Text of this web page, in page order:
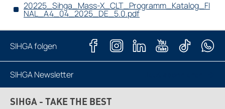
20225_Sihga_Mass-X_CLT_Programm_Katalog_FI
NAL_A4_04_2025_DE_5.0.pdf
SIHGA folgen
SIHGA Newsletter
SIHGA - TAKE THE BEST